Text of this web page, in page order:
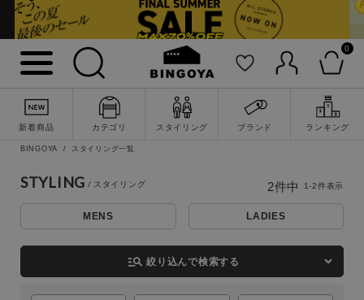
0
新着商品 カテゴリ スタイリング ブランド ランキング
詳細検索
BINGOYA スタイリング一覧
STYLING
MENS LADIES
manage_search 絞り込んで検索する
2件中 1-2件表示